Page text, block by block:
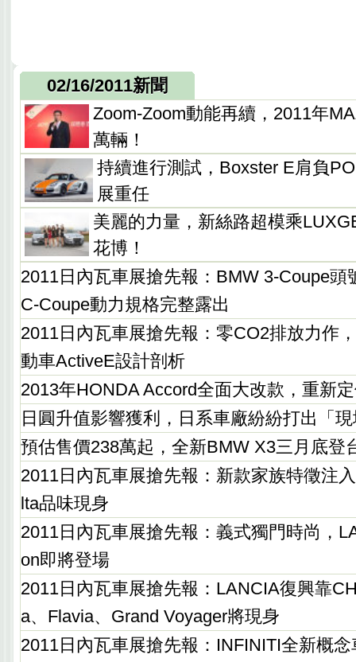
02/16/2011新聞
Zoom-Zoom動能再續，2011年
萬輛！
持續進行測試，Boxster E肩負
展重任
美麗的力量，新絲路超模乘
花博！
2011日內瓦車展搶先報：BMW 3-Coupe頭
C-Coupe動力規格完整露出
2011日內瓦車展搶先報：零CO2排放力作
動車ActiveE設計剖析
2013年HONDA Accord全面大改款，重新
日圓升值影響獲利，日系車廠紛紛打出「
預估售價238萬起，全新BMW X3三月底登
2011日內瓦車展搶先報：新款家族特徵注
lta品味現身
2011日內瓦車展搶先報：義式獨門時尚，
on即將登場
2011日內瓦車展搶先報：LANCIA復興靠
a、Flavia、Grand Voyager將現身
2011日內瓦車展搶先報：INFINITI全新概